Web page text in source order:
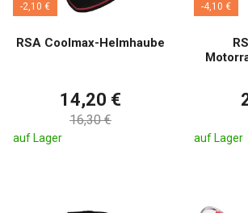
-2,10 €
RSA Coolmax-Helmhaube
14,20 €
16,30 €
auf Lager
-4,10 €
auf Lager